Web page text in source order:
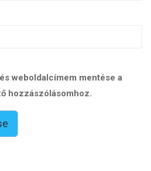
weboldalcímem mentése a
hozzászólásomhoz.